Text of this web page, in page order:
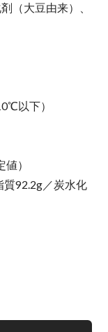
（大豆由来）、
以下）
）
92.2g／炭水化